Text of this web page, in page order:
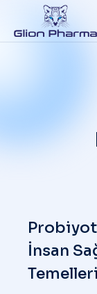
İnsan
Temelleri